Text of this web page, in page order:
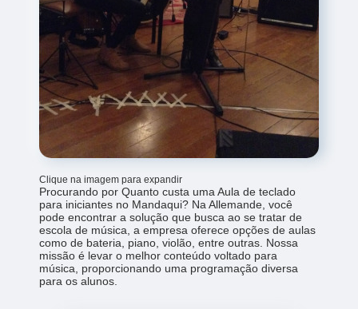
Clique na imagem para expandir
Procurando por Quanto custa uma Aula de teclado
para iniciantes no Mandaqui? Na Allemande, você
pode encontrar a solução que busca ao se tratar de
escola de música, a empresa oferece opções de aulas
como de bateria, piano, violão, entre outras. Nossa
missão é levar o melhor conteúdo voltado para
música, proporcionando uma programação diversa
para os alunos.